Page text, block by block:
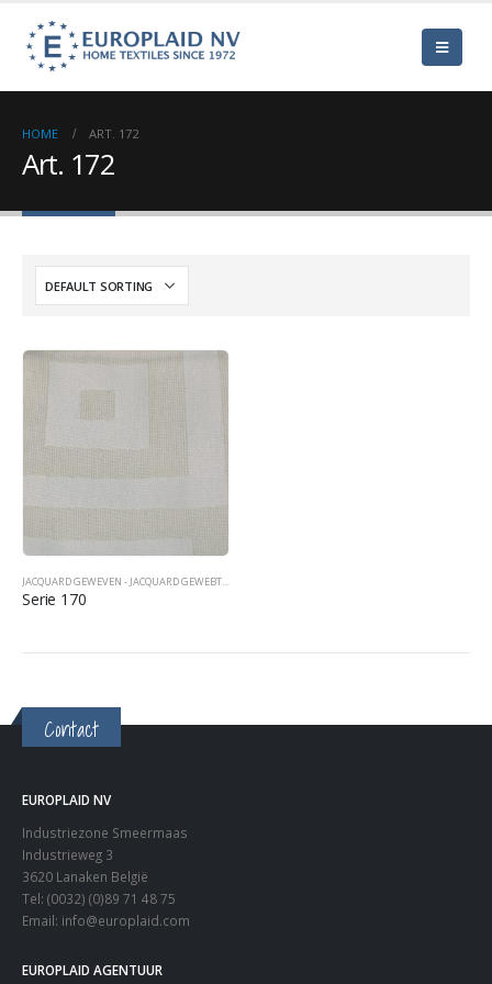
HOME ART. 172
Art. 172
JACQUARD GEWEVEN - JACQUARD GEWEBT - JACQUARD WOVEN
Serie 170
Contact
EUROPLAID NV
Industriezone Smeermaas
Industrieweg 3
3620 Lanaken België
Tel: (0032) (0)89 71 48 75
Email: info@europlaid.com
EUROPLAID AGENTUUR